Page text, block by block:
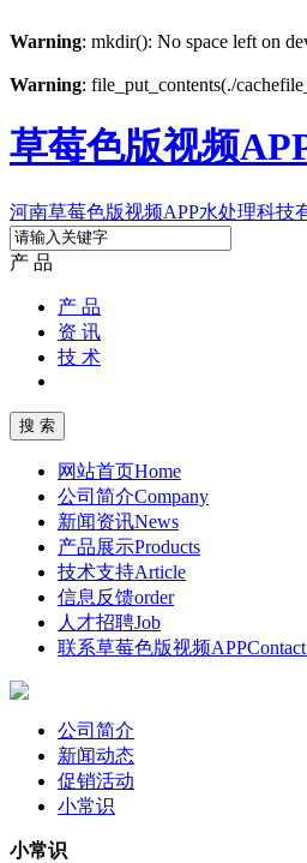
Warning: mkdir(): No space left on
Warning: file_put_contents(./
草莓色版视频
河南草莓色版视频APP水处理科技
产 品
产 品
资 讯
技 术
网站首页Home
公司简介Company
新闻资讯News
产品展示Products
技术支持Article
信息反馈order
人才招聘Job
联系草莓色版视频APP
公司简介
新闻动态
促销活动
小常识
小常识